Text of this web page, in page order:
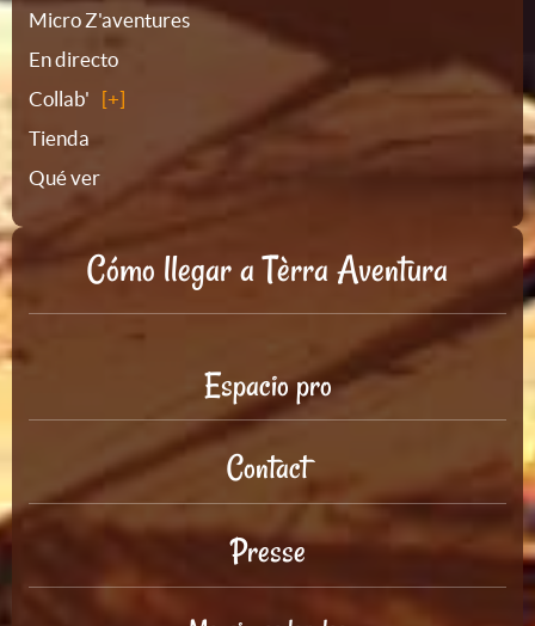
sitio
Micro Z'aventures
En directo
Collab'
Tienda
Qué ver
Cómo llegar a Tèrra Aventura
Espacio pro
Contact
Presse